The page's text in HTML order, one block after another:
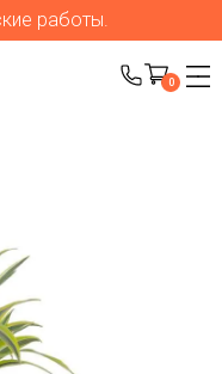
работы.
0